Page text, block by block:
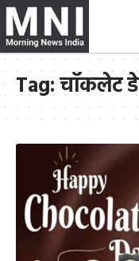
Tag:चॉकलेट डे